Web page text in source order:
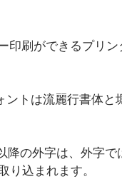
印刷ができるプリン
ントは流麗行書体と
降の外字は、外字で